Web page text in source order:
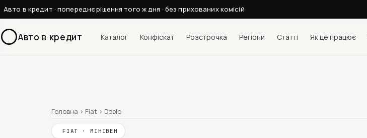
Авто в кредит · попереднє рішення того ж дня · без прихованих комісій
Авто в кредит Каталог Конфіскат Розстрочка Регіони Статті Як це працює
Головна › Fiat › Doblo
FIAT · МІНІВЕН